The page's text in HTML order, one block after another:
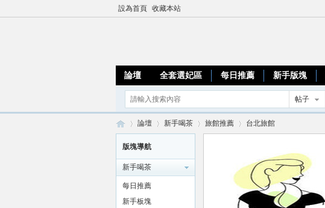
設為首頁 收藏本站
論壇 全套選妃區 每日推薦 新手版塊
帖子
加 »
論壇
›
新手喝茶
›
旅館推薦
›
台北旅館
版塊導航
新手喝茶
每日推薦
新手板塊